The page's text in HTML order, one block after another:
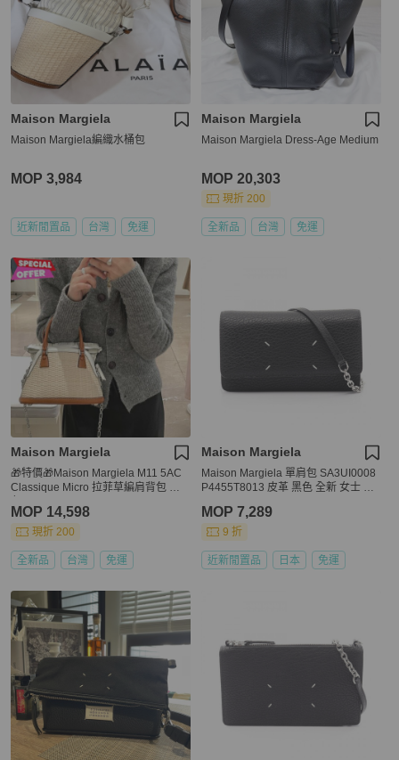
Maison Margiela
Maison Margiela編織水桶包
MOP 3,984
近新閒置品 台灣 免運
Maison Margiela
Maison Margiela Dress-Age Medium
MOP 20,303
現折 200
全新品 台灣 免運
Maison Margiela
🎁特價🎁Maison Margiela M11 5AC
Classique Micro 拉菲草編肩背包 白
MOP 14,598
現折 200
全新品 台灣 免運
Maison Margiela
Maison Margiela 單肩包 SA3UI0008
P4455T8013 皮革 黑色 全新 女士 SH
MOP 7,289
9 折
近新閒置品 日本 免運